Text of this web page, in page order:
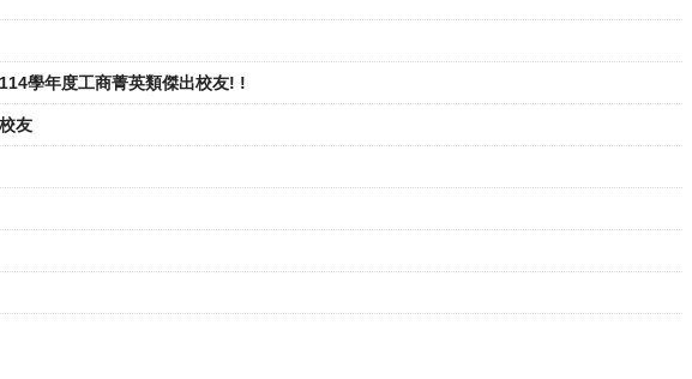
學年度工商菁英類傑出校友! !
友